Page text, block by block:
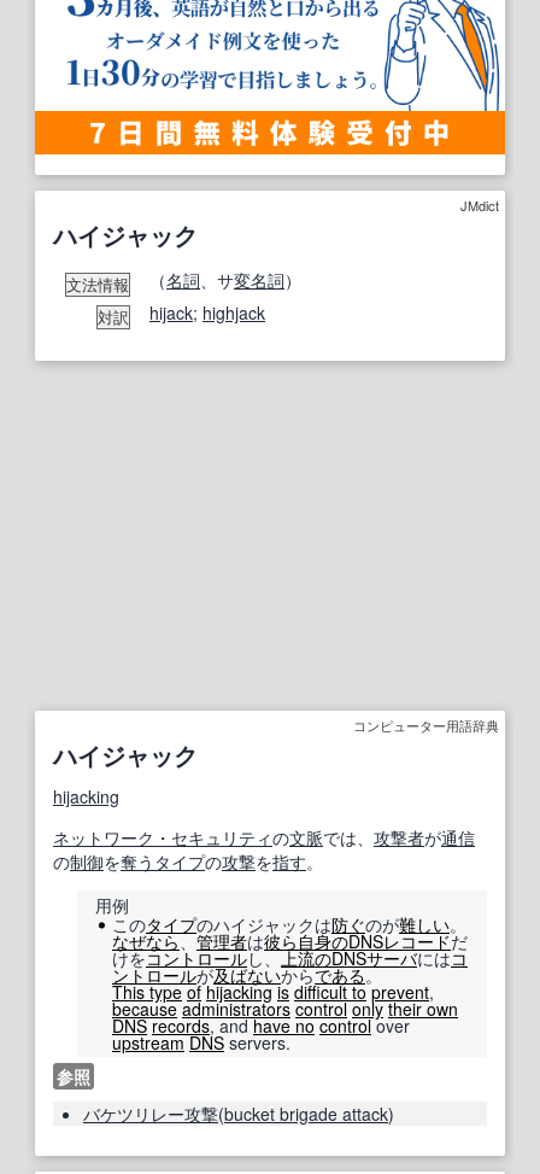
JMdict
ハイジャック
文法情報 （名詞 、サ変名詞）
対訳 hijack; highjack
コンピューター用語辞典
ハイジャック
hijacking
ネットワーク・セキュリティの文脈では、 攻撃者が通信
の制御を奪う タイプの攻撃を指す。
用例
このタイプのハイジャックは防ぐのが難しい。
なぜなら、管理者は彼ら自身のDNSレコードだ
けをコントロールし、上流のDNSサーバにはコ
ントロールが及ばないからである。
This type of hijacking is difficult to prevent,
because administrators control only their own
DNS records, andhave no controlover
upstream DNS servers.
参照
バケツリレー攻撃(bucket brigade attack)